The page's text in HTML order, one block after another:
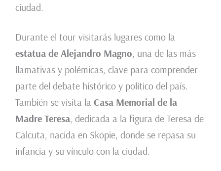
ciudad.
Durante el tour visitarás lugares como la
estatua de Alejandro Magno, una de las más
llamativas y polémicas, clave para comprender
parte del debate histórico y político del país.
También se visita la Casa Memorial de la
Madre Teresa, dedicada a la figura de Teresa de
Calcuta, nacida en Skopie, donde se repasa su
infancia y su vínculo con la ciudad.